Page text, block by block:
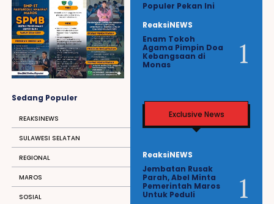
Sedang Populer
REAKSINEWS
SULAWESI SELATAN
REGIONAL
MAROS
SOSIAL
Populer Pekan Ini
ReaksiNEWS
Enam Tokoh
Agama Pimpin Doa
Kebangsaan di
Monas
Exclusive News
ReaksiNEWS
Jembatan Rusak
Parah, Abel Minta
Pemerintah Maros
Untuk Peduli